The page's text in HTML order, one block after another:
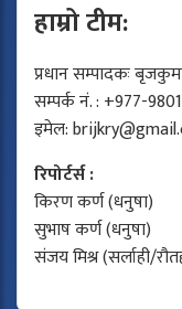
हाम्रो टीम:
प्रधान सम्पादकः
सम्पर्क नं. : +977-
इमेल:
रिपोर्टर्स :
किरण कर्ण (धनुषा)
सुभाष कर्ण (धनुषा)
संजय मिश्र (सर्लाही/